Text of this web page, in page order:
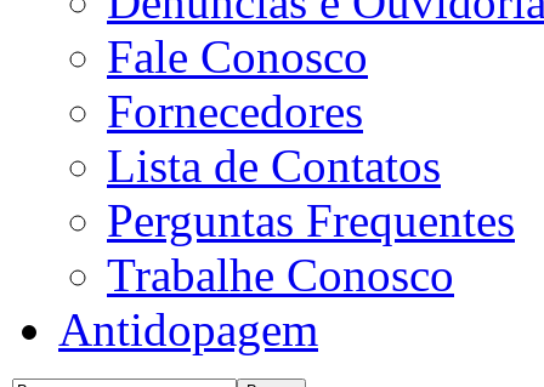
Fale Conosco
Fornecedores
Lista de Contatos
Perguntas Frequentes
Trabalhe Conosco
Antidopagem